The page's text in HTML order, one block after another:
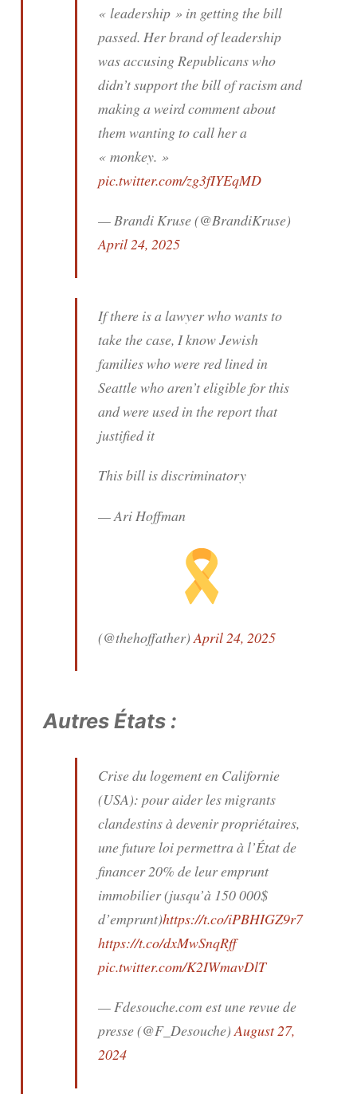
« leadership » in getting the bill
passed. Her brand of leadership
was accusing Republicans who
didn’t support the bill of racism and
making a weird comment about
them wanting to call her a
« monkey. »
pic.twitter.com/zg3fIYEqMD
— Brandi Kruse (@BrandiKruse)
April 24, 2025
If there is a lawyer who wants to
take the case, I know Jewish
families who were red lined in
Seattle who aren’t eligible for this
and were used in the report that
justified it
This bill is discriminatory
— Ari Hoffman
(@thehoffather) April 24, 2025
Autres États :
Crise du logement en Californie
(USA): pour aider les migrants
clandestins à devenir propriétaires,
une future loi permettra à l’État de
financer 20% de leur emprunt
immobilier (jusqu’à 150 000$
d’emprunt)https://t.co/iPBHIGZ9r7
https://t.co/dxMwSnqRff
pic.twitter.com/K2IWmavDlT
— Fdesouche.com est une revue de
presse (@F_Desouche)August 27,
2024